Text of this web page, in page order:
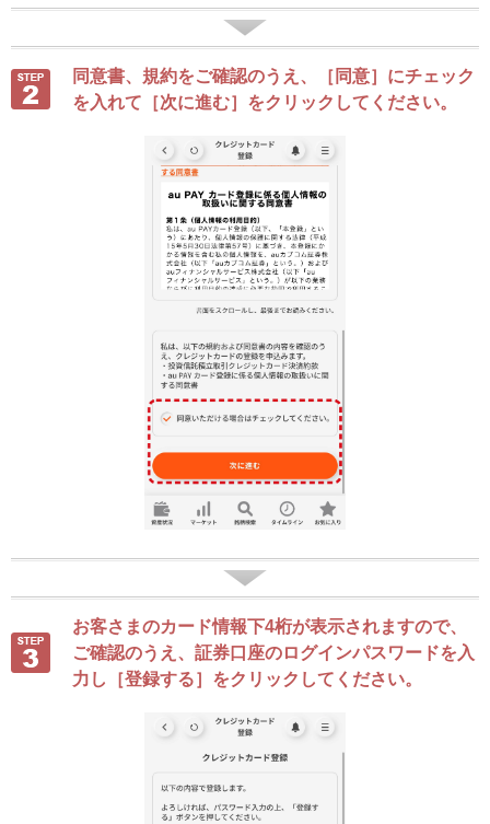
同意書、規約をご確認のうえ、［同意］にチェック
を入れて［次に進む］をクリックしてください。
お客さまのカード情報下4桁が表示されますので、
ご確認のうえ、証券口座のログインパスワードを入
力し［登録する］をクリックしてください。